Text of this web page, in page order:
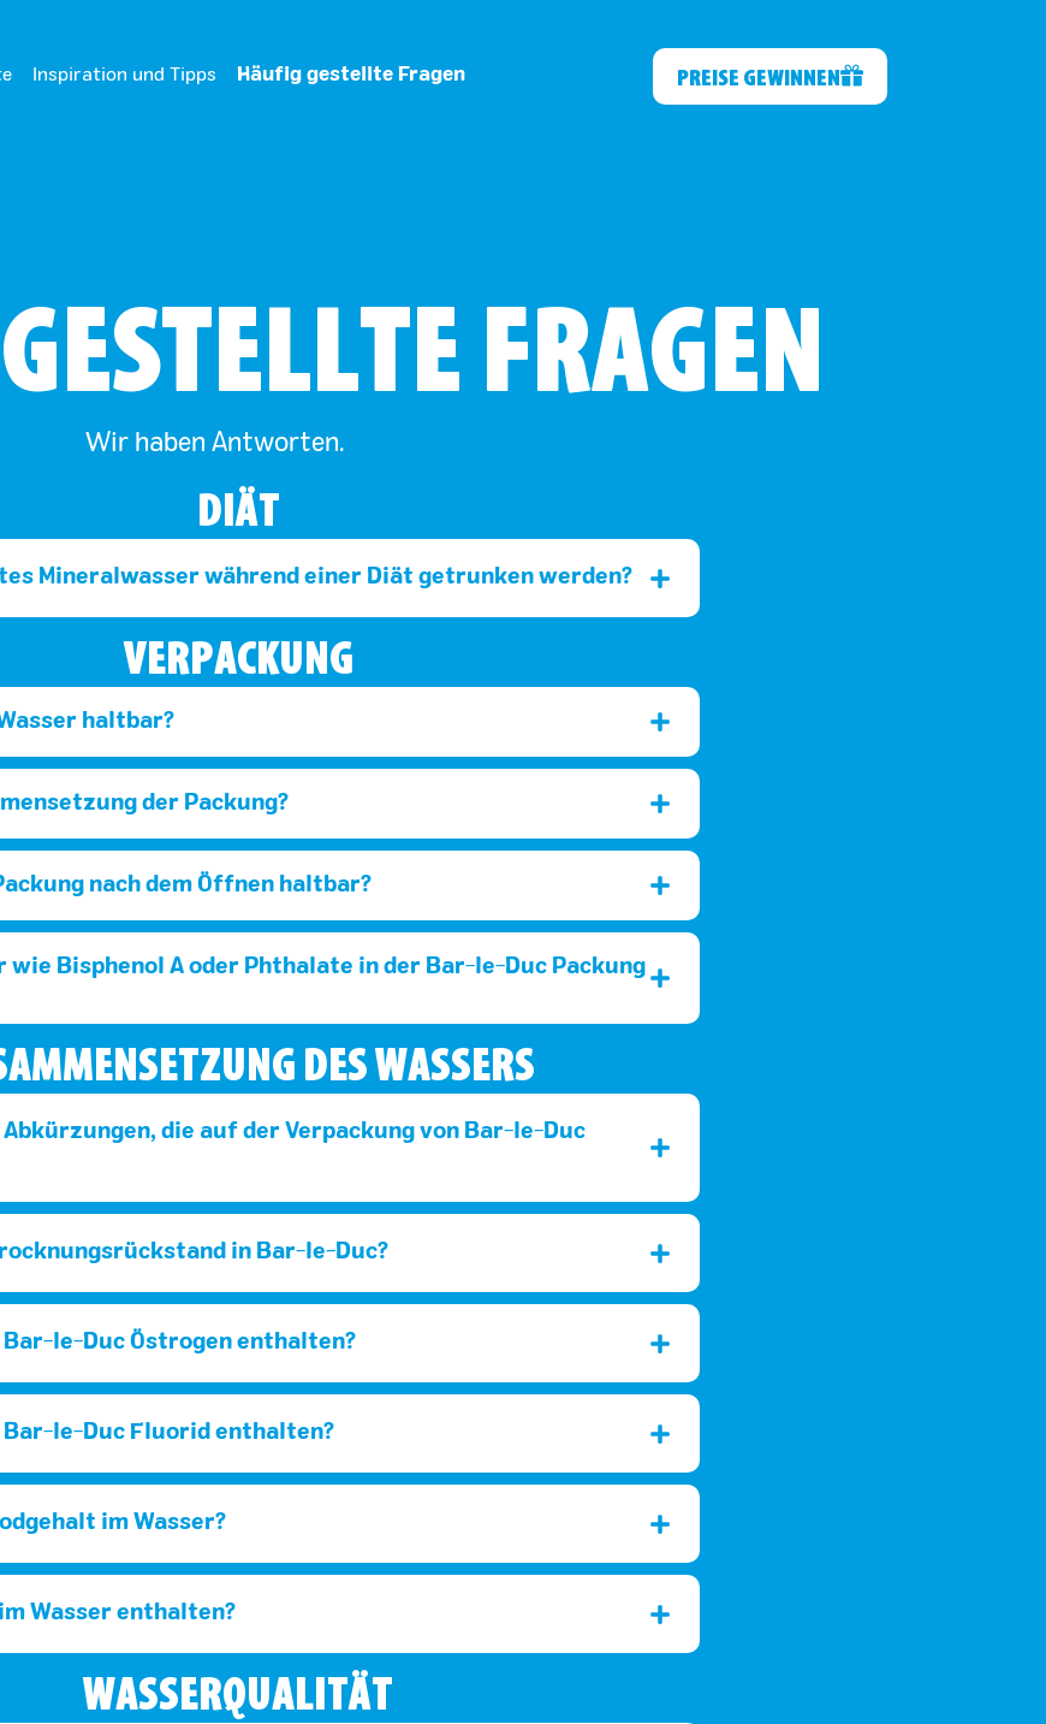
Inspiration und Tipps Häufig gestellte Fragen PREISE GEWINNEN
FRAGEN
Wir haben Antworten.
DIÄT
Mineralwasser während einer Diät getrunken werden?
VERPACKUNG
haltbar?
der Packung?
nach dem Öffnen haltbar?
wie Bisphenol A oder Phthalate in der Bar-le-Duc Packung
DES WASSERS
Abkürzungen, die auf der Verpackung von Bar-le-Duc
in Bar-le-Duc?
Bar-le-Duc Östrogen enthalten?
Bar-le-Duc Fluorid enthalten?
im Wasser?
Wasser enthalten?
WASSERQUALITÄT